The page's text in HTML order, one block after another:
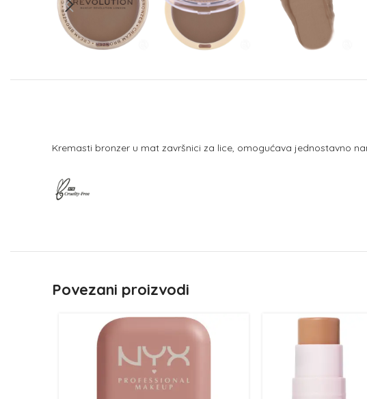
Kremasti bronzer u mat završnici za lice, omogućava jednostavno
Povezani proizvodi